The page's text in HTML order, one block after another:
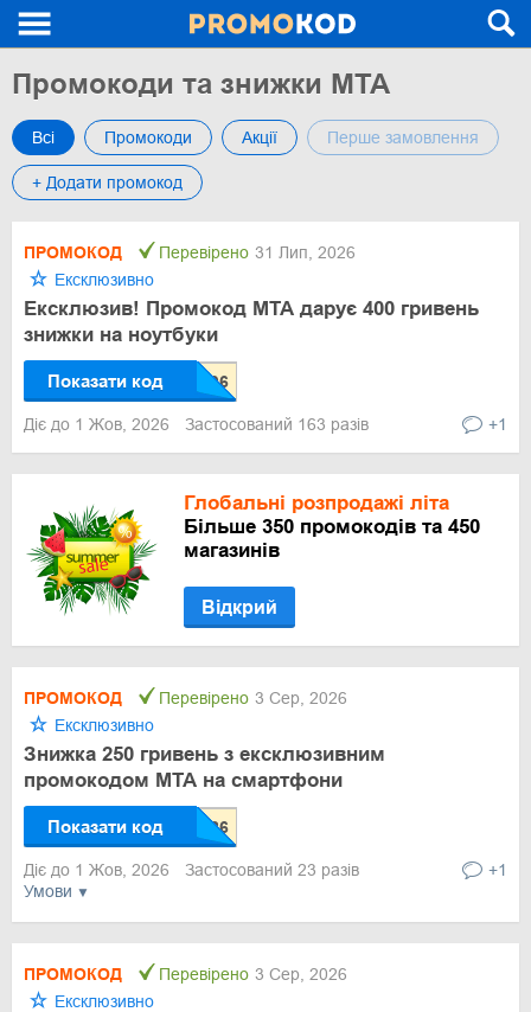
Промокоди та знижки MTA
Всі Промокоди Акції Перше замовлення
+ Додати промокод
ПРОМОКОД Перевірено 31 Лип, 2026
Ексклюзивно
Ексклюзив! Промокод МТА дарує 400 гривень
знижки на ноутбуки
Показати код
Діє до 1 Жов, 2026 Застосований 163 разів +1
Глобальні розпродажі літа
Більше 350 промокодів та 450
магазинів
Відкрий
Умови
ПРОМОКОД Перевірено 3 Сер, 2026
Ексклюзивно
Знижка 250 гривень з ексклюзивним
промокодом МТА на смартфони
Показати код
Діє до 1 Жов, 2026 Застосований 23 разів +1
ПРОМОКОД Перевірено 3 Сер, 2026
Ексклюзивно